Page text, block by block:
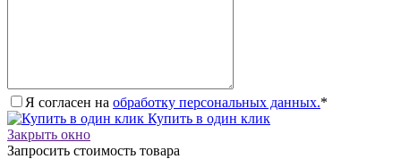
Я согласен на обработку персональных данных.*
Купить в один клик
Закрыть окно
Запросить стоимость товара